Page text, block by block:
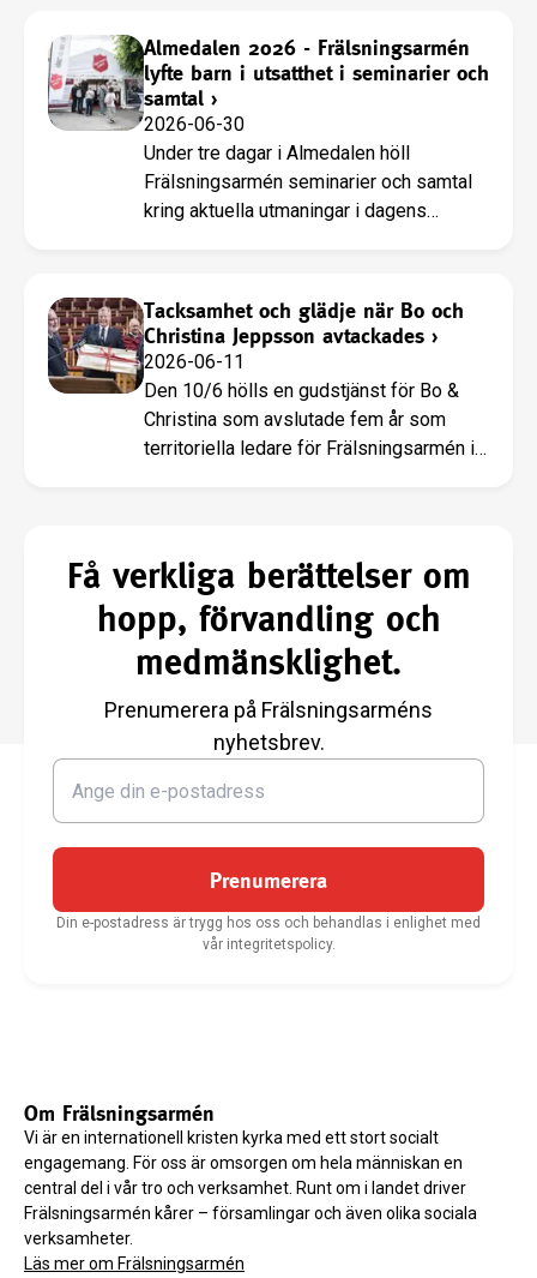
Almedalen 2026 - Frälsningsarmén
lyfte barn i utsatthet i seminarier och
samtal ›
2026-06-30
Under tre dagar i Almedalen höll
Frälsningsarmén seminarier och samtal
kring aktuella utmaningar i dagens
Tacksamhet och glädje när Bo och
Christina Jeppsson avtackades ›
2026-06-11
Den 10/6 hölls en gudstjänst för Bo &
Christina som avslutade fem år som
territoriella ledare för Frälsningsarmén i
Få verkliga berättelser om
hopp, förvandling och
medmänsklighet.
Prenumerera på Frälsningsarméns
nyhetsbrev.
Prenumerera
Din e-postadress är trygg hos oss och behandlas i enlighet med
vår integritetspolicy.
Om Frälsningsarmén
Vi är en internationell kristen kyrka med ett stort socialt
engagemang. För oss är omsorgen om hela människan en
central del i vår tro och verksamhet. Runt om i landet driver
Frälsningsarmén kårer – församlingar och även olika sociala
verksamheter.
Läs mer om Frälsningsarmén